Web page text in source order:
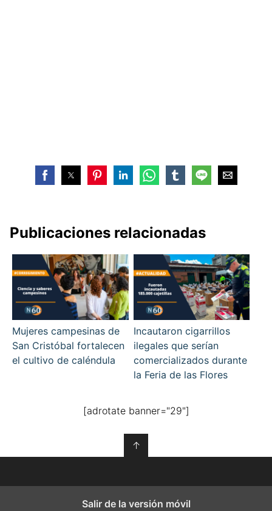
Publicaciones relacionadas
Mujeres campesinas de
San Cristóbal fortalecen
el cultivo de caléndula
Incautaron cigarrillos
ilegales que serían
comercializados durante
la Feria de las Flores
[adrotate banner="29"]
↑
Salir de la versión móvil